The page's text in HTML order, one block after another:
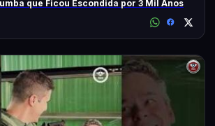
que Ficou Escondida por 3 Mil Anos